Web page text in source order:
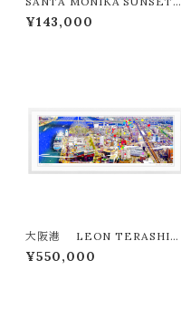
LEON TERASHIMA版画作
品180作限定
¥143,000
大阪港 LEON TERASHIM
A版画作品７７作限定（オンライン
限定特典付き作品〉
¥550,000